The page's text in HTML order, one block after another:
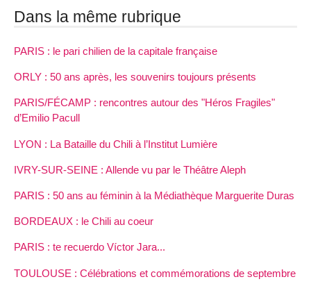
Dans la même rubrique
PARIS : le pari chilien de la capitale française
ORLY : 50 ans après, les souvenirs toujours présents
PARIS/FÉCAMP : rencontres autour des "Héros Fragiles"
d’Emilio Pacull
LYON : La Bataille du Chili à l’Institut Lumière
IVRY-SUR-SEINE : Allende vu par le Théâtre Aleph
PARIS : 50 ans au féminin à la Médiathèque Marguerite Duras
BORDEAUX : le Chili au coeur
PARIS : te recuerdo Víctor Jara...
TOULOUSE : Célébrations et commémorations de septembre